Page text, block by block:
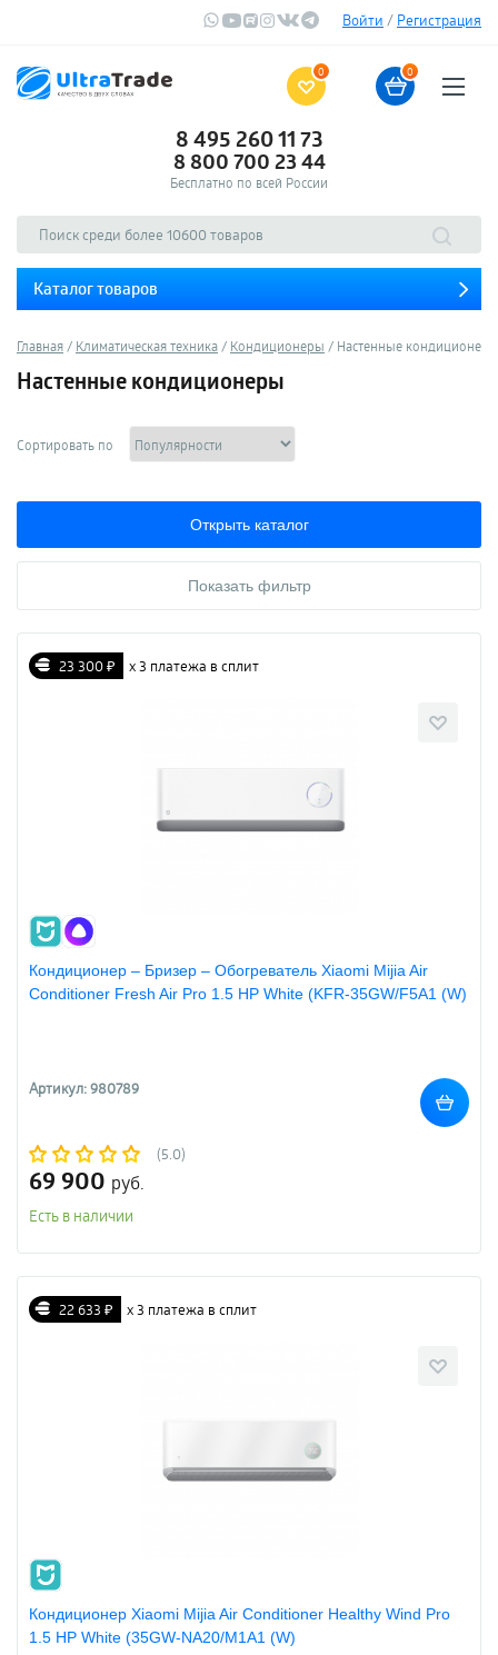
Войти / Регистрация
0 0
8 495 260 11 73
8 800 700 23 44
Бесплатно по всей России
Каталог товаров
Главная Климатическая техника Кондиционеры Настенные кондиционеры
Настенные кондиционеры
Сортировать по
Открыть каталог
Показать фильтр
23 300 ₽ х 3 платежа в сплит
Кондиционер – Бризер – Обогреватель Xiaomi Mijia Air
Conditioner Fresh Air Pro 1.5 HP White (KFR-35GW/F5A1 (W)
Артикул: 980789
(5.0)
69 900 руб.
Есть в наличии
22 633 ₽ х 3 платежа в сплит
Кондиционер Xiaomi Mijia Air Conditioner Healthy Wind Pro
1.5 HP White (35GW-NA20/M1A1 (W)